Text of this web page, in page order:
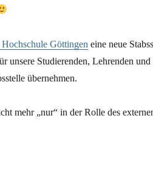
Göttingen eine neue
Studierenden, Lehrenden und
übernehmen.
mehr „nur“ in der Rolle des